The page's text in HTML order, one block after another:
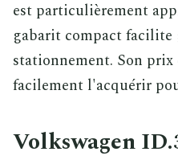
est particulièrement
gabarit compact facilite
stationnement. Son
facilement l'acquérir
Volkswagen